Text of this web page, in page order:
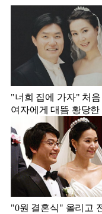
"너희 집에 가자" 처
여자에게 대뜸 황당한
했다는 MBC 아나운서
"0원 결혼식" 올리고